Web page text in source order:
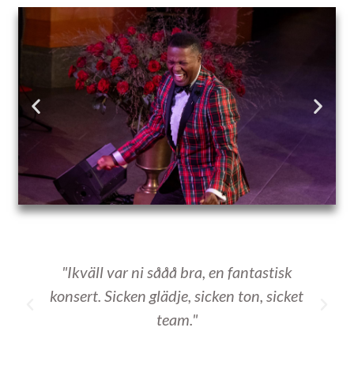
"Ikväll var ni sååå bra, en fantastisk
konsert. Sicken glädje, sicken ton, sicket
team."